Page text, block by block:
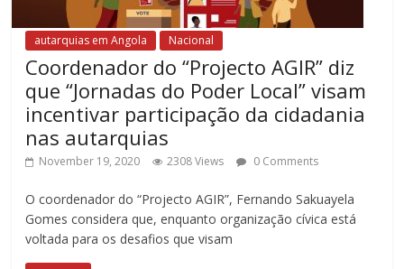
autarquias em Angola Nacional
Coordenador do “Projecto AGIR” diz
que “Jornadas do Poder Local” visam
incentivar participação da cidadania
nas autarquias
November 19, 2020 2308 Views 0 Comments
O coordenador do “Projecto AGIR”, Fernando Sakuayela
Gomes considera que, enquanto organização cívica está
voltada para os desafios que visam